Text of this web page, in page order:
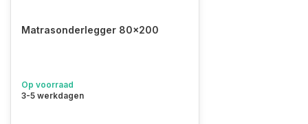
Matrasonderlegger 80x200
Op voorraad
3-5 werkdagen